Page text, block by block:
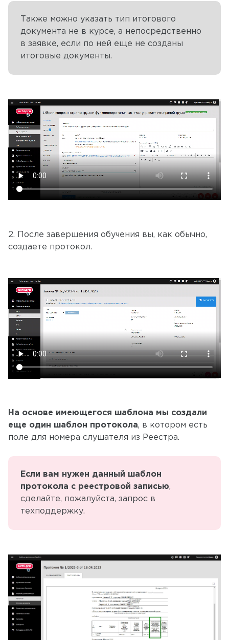
Также можно указать тип итогового
документа не в курсе, а непосредственно
в заявке, если по ней еще не созданы
итоговые документы.
2. После завершения обучения вы, как обычно,
создаете протокол.
На основе имеющегося шаблона мы создали
еще один шаблон протокола, в котором есть
поле для номера слушателя из Реестра.
Если вам нужен данный шаблон
протокола с реестровой записью,
сделайте, пожалуйста, запрос в
техподдержку.